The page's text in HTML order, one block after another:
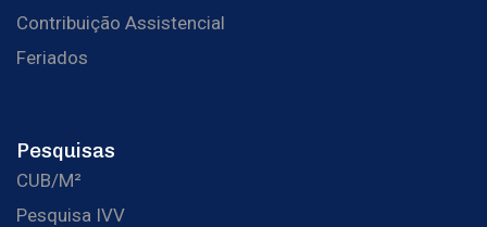
Contribuição Assistencial
Feriados
Pesquisas
CUB/M²
Pesquisa IVV